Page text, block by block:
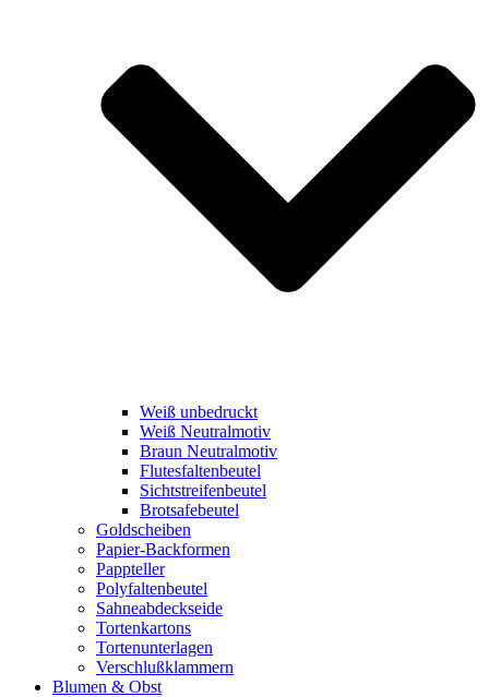
Weiß unbedruckt
Weiß Neutralmotiv
Braun Neutralmotiv
Flutesfaltenbeutel
Sichtstreifenbeutel
Brotsafebeutel
Goldscheiben
Papier-Backformen
Pappteller
Polyfaltenbeutel
Sahneabdeckseide
Tortenkartons
Tortenunterlagen
Verschlußklammern
Blumen & Obst